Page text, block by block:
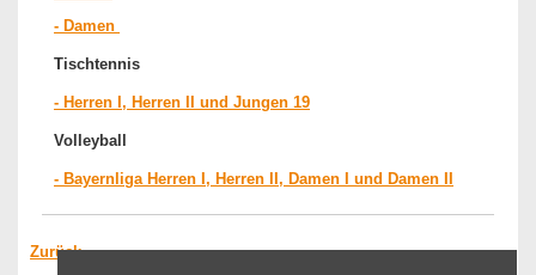
- Damen
Tischtennis
- Herren I, Herren II und Jungen 19
Volleyball
- Bayernliga Herren I, Herren II, Damen I und Damen II
Zurück